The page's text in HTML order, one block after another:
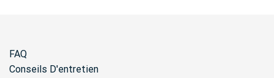
FAQ
Conseils D'entretien